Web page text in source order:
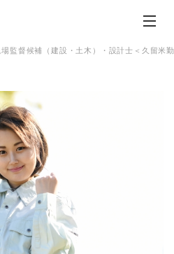
場監督候補（建設・土木）・設計士＜久留米